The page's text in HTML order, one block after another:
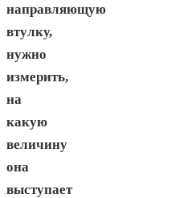
направляющую
втулку,
нужно
измерить,
на
какую
величину
она
выступает